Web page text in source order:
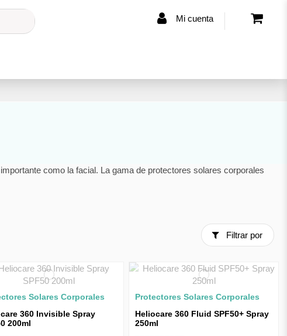
Mi cuenta
como la facial. La gama de protectores solares corporales
Filtrar por
Solares Corporales
360 Invisible Spray
200ml
Protectores Solares Corporales
Heliocare 360 Fluid SPF50+ Spray
250ml